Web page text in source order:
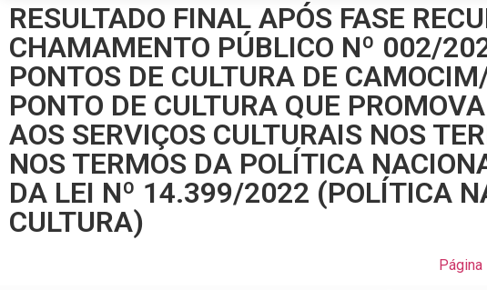
RESULTADO FINAL APÓS FASE
CHAMAMENTO PÚBLICO Nº 002/
PONTOS DE CULTURA DE
PONTO DE CULTURA QUE
AOS SERVIÇOS CULTURAIS NOS
NOS TERMOS DA POLÍTICA
DA LEI Nº 14.399/2022 (POLÍTICA
CULTURA)
Página